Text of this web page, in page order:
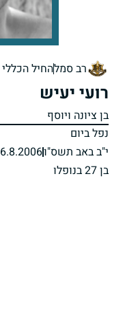
רב סמלהחיל הכללי
רועי יעיש
בן ציונה ויוסף
נפל ביום
י"ב באב תשס"ו6.8.2006
בן 27 בנופלו